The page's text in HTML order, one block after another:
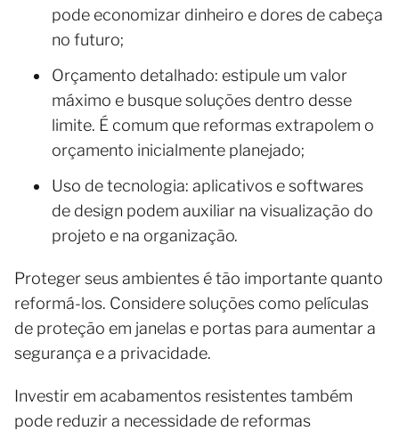
pode economizar dinheiro e dores de cabeça
no futuro;
Orçamento detalhado: estipule um valor
máximo e busque soluções dentro desse
limite. É comum que reformas extrapolem o
orçamento inicialmente planejado;
Uso de tecnologia: aplicativos e softwares
de design podem auxiliar na visualização do
projeto e na organização.
Proteger seus ambientes é tão importante quanto
reformá-los. Considere soluções como películas
de proteção em janelas e portas para aumentar a
segurança e a privacidade.
Investir em acabamentos resistentes também
pode reduzir a necessidade de reformas